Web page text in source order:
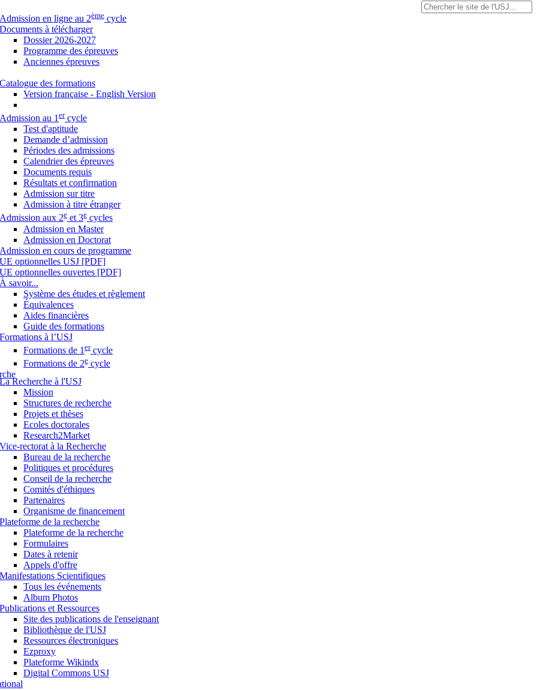
Admission en ligne au 2ème cycle
Documents à télécharger
Dossier 2026-2027
Programme des épreuves
Anciennes épreuves
Catalogue des formations
Version française - English Version
Admission au 1 ercycle
Test d'aptitude
Demande d’admission
Périodes des admissions
Calendrier des épreuves
Documents requis
Résultats et confirmation
Admission sur titre
Admission à titre étranger
Admission aux 2e et 3e cycles
Admission en Master
Admission en Doctorat
Admission en cours de programme
UE optionnelles USJ [PDF]
UE optionnelles ouvertes [PDF]
À savoir...
Système des études et règlement
Équivalences
Aides financières
Guide des formations
Formations à l’USJ
Formations de 1 ercycle
Formations de 2e cycle
La Recherche à l'USJ
Mission
Structures de recherche
Projets et thèses
Ecoles doctorales
Research2Market
Vice-rectorat à la Recherche
Bureau de la recherche
Politiques et procédures
Conseil de la recherche
Comités d'éthiques
Partenaires
Organisme de financement
Plateforme de la recherche
Plateforme de la recherche
Formulaires
Dates à retenir
Appels d'offre
Manifestations Scientifiques
Tous les événements
Album Photos
Publications et Ressources
Site des publications de l'enseignant
Bibliothèque de l'USJ
Ressources électroniques
Ezproxy
Plateforme Wikindx
Digital Commons USJ